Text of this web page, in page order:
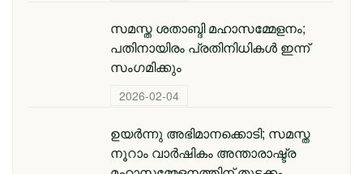
സമസ്ത ശതാബ്ദി മഹാസമ്മേളനം;
പതിനായിരം പ്രതിനിധികൾ ഇന്ന്
സംഗമിക്കും
2026-02-04
ഉയർന്നു അഭിമാനക്കൊടി; സമസ്ത
നൂറാം വാർഷികം അന്താരാഷ്ട്ര